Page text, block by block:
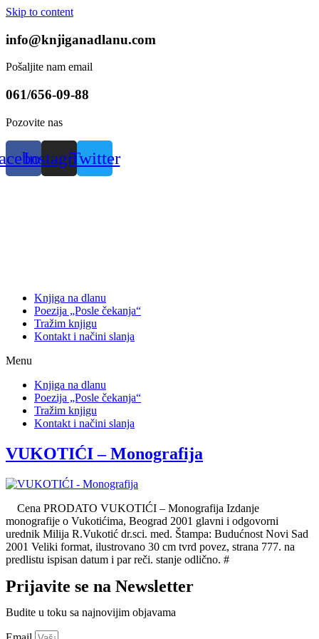
Skip to content
info@knjiganadlanu.com
Pošaljite nam email
061/656-09-88
Pozovite nas
InstagramTwitter
Knjiga na dlanu
Poezija „Posle čekanja“
Tražim knjigu
Kontakt i načini slanja
Menu
Knjiga na dlanu
Poezija „Posle čekanja“
Tražim knjigu
Kontakt i načini slanja
VUKOTIĆI – Monografija
Cena PRODATO VUKOTIĆI – Monografija Izdanje
monografije o Vukotićima, Beograd 2001 glavni i odgovorni
urednik Milija R.Vukotić dr.sci. med. Štampa: Budućnost Novi Sad
2001 Veliki format, ilustrovano 30 cm tvrd povez, strana 777. na
predlistu ispisan datum i par reči. stanje odlično. #
Prijavite se na Newsletter
Budite u toku sa najnovijim objavama